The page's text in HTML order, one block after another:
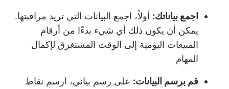
اجمع بياناتك: أولاً، اجمع البيانات التي تريد مراقبتها.
يمكن أن يكون ذلك أي شيء بدءًا من أرقام
المبيعات اليومية إلى الوقت المستغرق لإكمال
المهام
قم برسم البيانات: على رسم بياني، ارسم نقاط